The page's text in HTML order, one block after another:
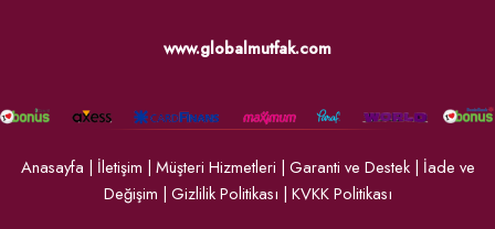
www.globalmutfak.com
Anasayfa | İletişim | Müşteri Hizmetleri | Garanti ve Destek| İade ve
Değişim | Gizlilik Politikası | KVKK Politikası